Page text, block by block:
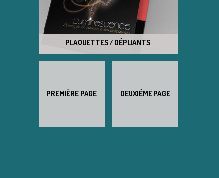
PLAQUETTES / DÉPLIANTS
PREMIÈRE PAGE DEUXIÉME PAGE